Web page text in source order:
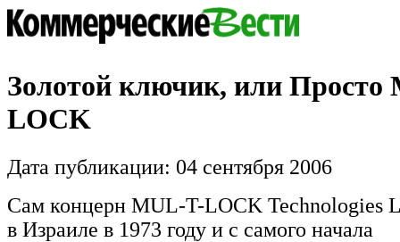
Золотой ключик, или Просто
LOCK
Дата публикации: 04 сентября 2006
Сам концерн MUL-T-LOCK Technologies
в Израиле в 1973 году и с самого начала